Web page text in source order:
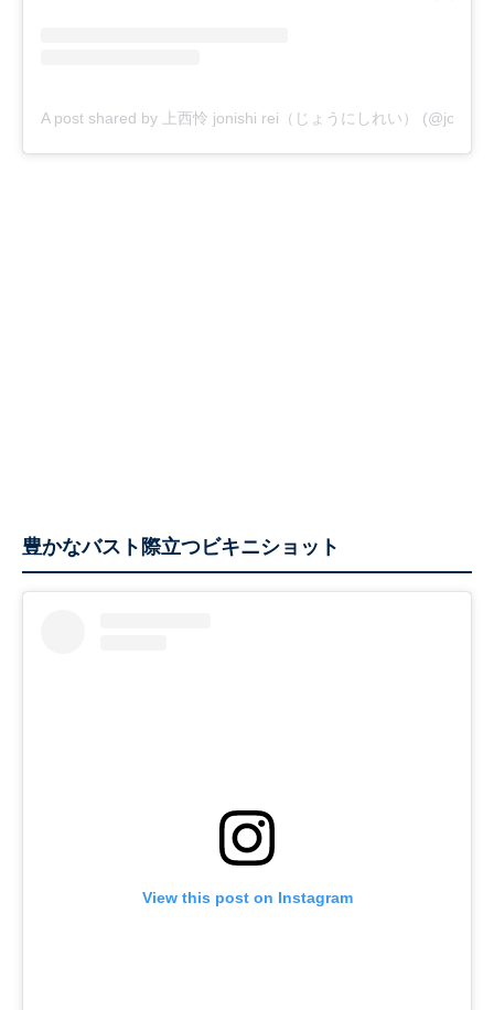
A post shared by 上西怜 jonishi rei（じょうにしれい）
豊かなバスト際立つビキニショット
View this post on Instagram